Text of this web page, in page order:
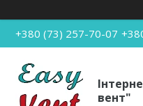
+380 (73) 257-70-07
вент"